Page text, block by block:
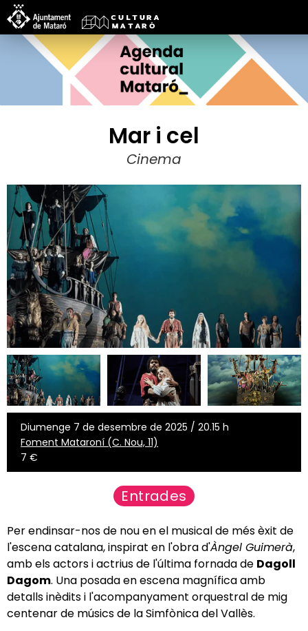
Mar i cel
Cinema
Diumenge 7 de desembre de 2025 / 20.15 h
Foment Mataroní (C. Nou, 11)
7 €
Entrades
Per endinsar-nos de nou en el musical de més èxit de
l'escena catalana, inspirat en l'obra d'Àngel Guimerà,
amb els actors i actrius de l'última fornada de Dagoll
Dagom. Una posada en escena magnífica amb
detalls inèdits i l'acompanyament orquestral de mig
centenar de músics de la Simfònica del Vallès.